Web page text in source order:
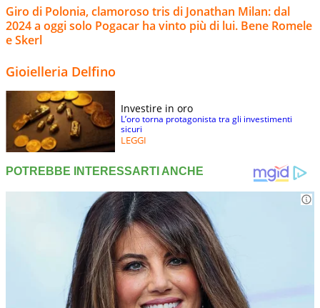
Giro di Polonia, clamoroso tris di Jonathan Milan: dal
2024 a oggi solo Pogacar ha vinto più di lui. Bene Romele
e Skerl
Gioielleria Delfino
Investire in oro
L’oro torna protagonista tra gli investimenti
sicuri
LEGGI